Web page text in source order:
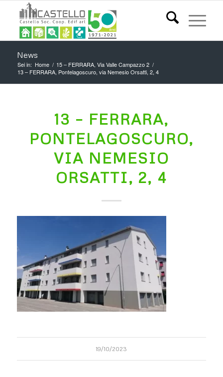
News
Sei in: Home / 15 – FERRARA, Via Valle Campazzo 2 /
13 – FERRARA, Pontelagoscuro, via Nemesio Orsatti, 2, 4
13 – FERRARA,
PONTELAGOSCURO,
VIA NEMESIO
ORSATTI, 2, 4
19/10/2023